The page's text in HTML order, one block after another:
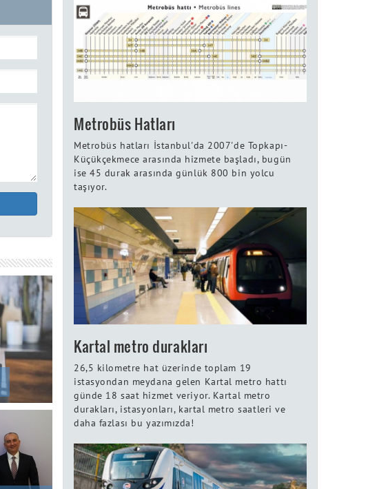
Metrobüs Hatları
Metrobüs hatları İstanbul'da 2007'de Topkapı-
Küçükçekmece arasında hizmete başladı, bugün
ise 45 durak arasında günlük 800 bin yolcu
taşıyor.
Kartal metro durakları
26,5 kilometre hat üzerinde toplam 19
istasyondan meydana gelen Kartal metro hattı
günde 18 saat hizmet veriyor. Kartal metro
durakları, istasyonları, kartal metro saatleri ve
daha fazlası bu yazımızda!